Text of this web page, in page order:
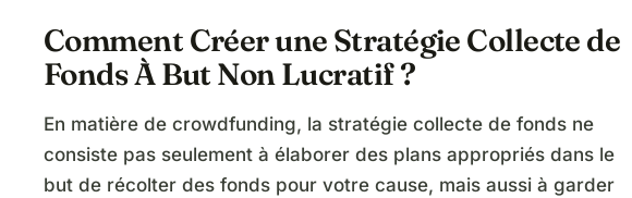
Comment Créer une Stratégie Collecte de
Fonds À But Non Lucratif ?
En matière de crowdfunding, la stratégie collecte de fonds ne
consiste pas seulement à élaborer des plans appropriés dans le
but de récolter des fonds pour votre cause, mais aussi à garder